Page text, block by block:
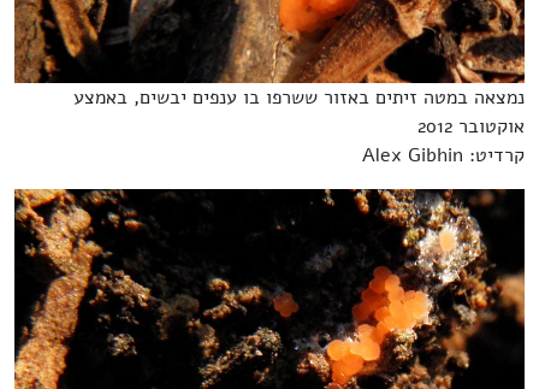
נמצאה במטה זיתים באזור ששרפו בו ענפים יבשים, באמצע
אוקטובר 2012
קרדיט: Alex Gibhin